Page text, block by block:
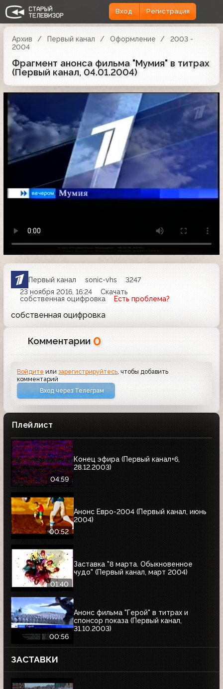
Вход Регистрация
Архив Первый канал Оформление
2003 -
2004
Фрагмент анонса фильма "Мумия" в титрах
(Первый канал, 04.01.2004)
Первый канал sonic-vhs
3247
23 ноября 2016, 16:24
Скачать
собственная оцифровка
Есть проблема?
собственная оцифровка
Комментарии 0
Войдите илизарегистрируйтесь, чтобы добавить
комментарий
Вход через Телеграм
Плейлист
04:59
Конец эфира (Первый канал+6,
28.12.2003)
00:52
Анонс Евро-2004 (Первый канал, июнь
2004)
01:40
Заставка "8 марта. Обыкновенное
чудо" (Первый канал, март 2004)
00:56
Анонс фильма "Герой" в титрах и
спонсор показа (Первый канал,
31.10.2003)
ЗАСТАВКИ